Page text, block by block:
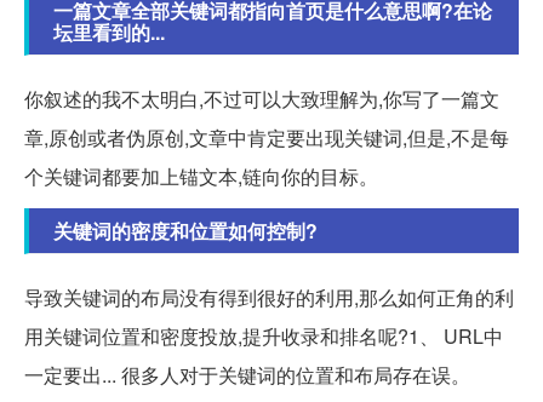
一篇文章全部关键词都指向首页是什么意思啊?在论
坛里看到的...
你叙述的我不太明白,不过可以大致理解为,你写了一篇文
章,原创或者伪原创,文章中肯定要出现关键词,但是,不是每
个关键词都要加上锚文本,链向你的目标。
关键词的密度和位置如何控制?
导致关键词的布局没有得到很好的利用,那么如何正角的利
用关键词位置和密度投放,提升收录和排名呢?1、 URL中
一定要出... 很多人对于关键词的位置和布局存在误。